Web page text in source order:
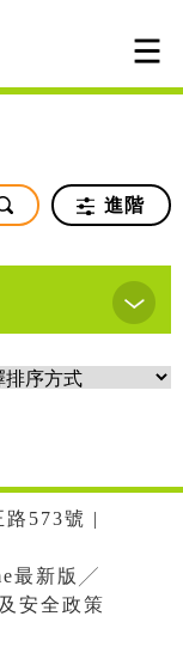
進階
路573號 |
最新版╱
安全政策